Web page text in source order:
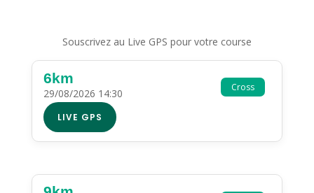
Souscrivez au Live GPS pour votre course
Cross
6km
29/08/2026 14:30
LIVE GPS